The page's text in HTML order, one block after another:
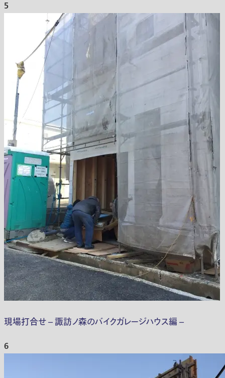
5
現場打合せ – 諏訪ノ森のバイクガレージハウス編 –
6